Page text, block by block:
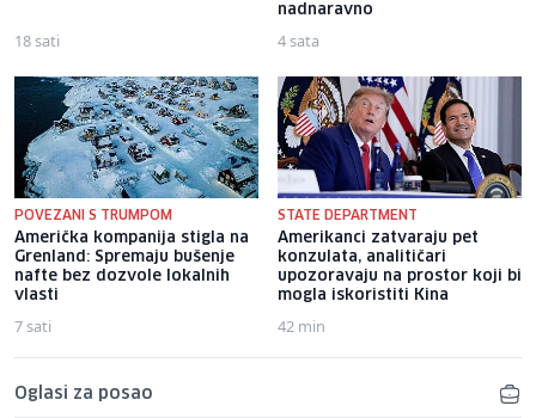
18 sati
nadnaravno
4 sata
POVEZANI S TRUMPOM
Američka kompanija stigla na
Grenland: Spremaju bušenje
nafte bez dozvole lokalnih
vlasti
7 sati
STATE DEPARTMENT
Amerikanci zatvaraju pet
konzulata, analitičari
upozoravaju na prostor koji bi
mogla iskoristiti Kina
42 min
Oglasi za posao